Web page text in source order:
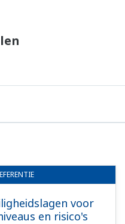
voor
en risico's